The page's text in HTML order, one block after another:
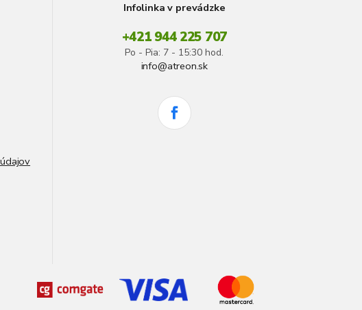
Infolinka v prevádzke
+421 944 225 707
Po - Pia: 7 - 15:30 hod.
info@atreon.sk